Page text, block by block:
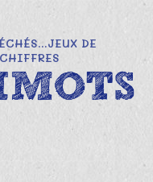
DE